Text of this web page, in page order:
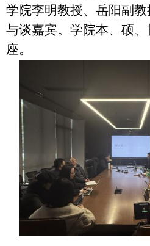
学院李明教授、岳阳副
与谈嘉宾。学院本、硕
座。